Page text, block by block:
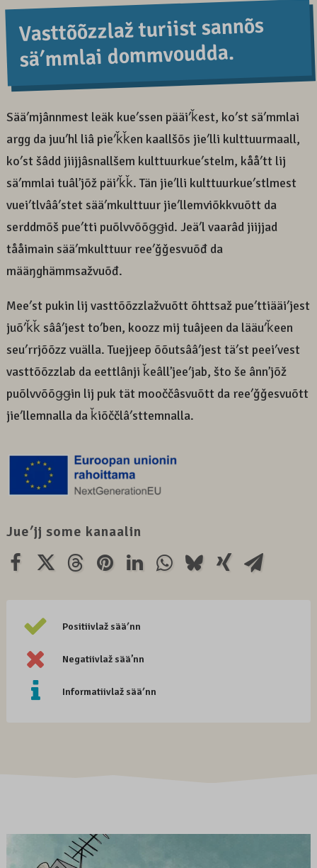
Vasttõõzzlaž turiist sannõs
säʹmmlai dommvoudda.
Sääʹmjânnmest leäk kueʹssen pääiʹǩest, koʹst säʹmmlai
argg da juuʹhl liâ pieʹǩǩen kaallšõs jieʹlli kulttuurmaall,
koʹst šâdd jiijjâsnallšem kulttuurkueʹstelm, kååʹtt lij
säʹmmlai tuâlʼjõž päiʹǩǩ. Tän jieʹlli kulttuurkueʹstlmest
vueiʹtlvââʹstet sääʹmkulttuur jieʹllemviõkkvuõtt da
serddmõš pueʹtti puõlvvõõǥǥid. Jeäʹl vaarâd jiijjad
tååimain sääʹmkulttuur reeʹǧǧesvuõđ da
määŋghämmsažvuõđ.
Meeʹst pukin lij vasttõõzzlažvuõtt õhttsaž pueʹttiääiʹjest
juõʹǩǩ sââʹjest toʹben, koozz mij tuâjeen da lääuʹǩeen
seuʹrrjõõzz vuälla. Tuejjeep õõutsââʹjest täʹst peeiʹvest
vasttõõzzlab da eettlânji ǩeâllʼjeeʹjab, što še ânnʼjõž
puõlvvõõǥǥin lij puk tät mooččâsvuõtt da reeʹǧǧesvuõtt
jieʹllemnalla da ǩiõččlâʹsttemnalla.
Jueʹjj some kanaalin
Positiivlaž sääʹnn
Negatiivlaž sää’nn
Informatiivlaž sääʹnn